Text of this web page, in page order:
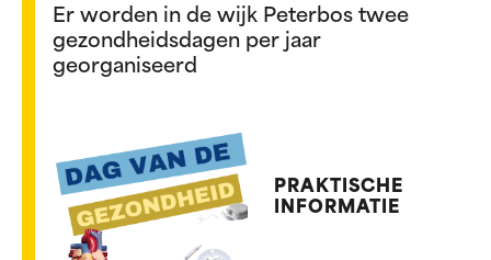
Er worden in de wijk Peterbos twee
gezondheidsdagen per jaar
georganiseerd
PRAKTISCHE
INFORMATIE